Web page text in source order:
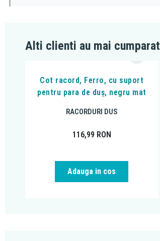
Alti clienti au mai cumparat
Cot racord, Ferro, cu suport
pentru para de duș, negru mat
RACORDURI DUS
116,99 RON
Adauga in cos